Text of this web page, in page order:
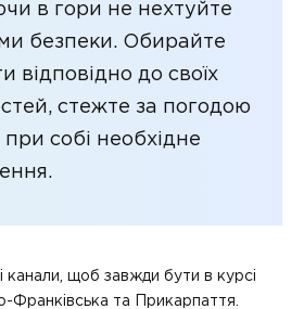
в гори не нехтуйте
безпеки. Обирайте
відповідно до своїх
стежте за погодою
собі необхідне
канали, щоб завжди бути в курсі
Франківська та Прикарпаття.